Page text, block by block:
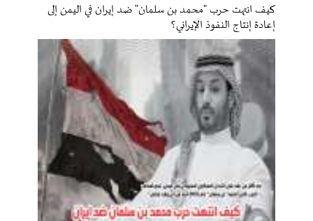
كيف انتهت حرب "محمد بن سلمان" ضد إيران في اليمن إلى
إعادة إنتاج النفوذ الإيراني؟